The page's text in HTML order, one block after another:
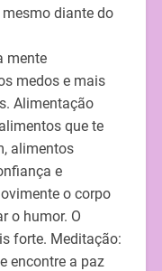
diante do
mente
medos e mais
Alimentação
que te
alimentos
e
o corpo
o humor. O
forte. Meditação:
encontre a paz